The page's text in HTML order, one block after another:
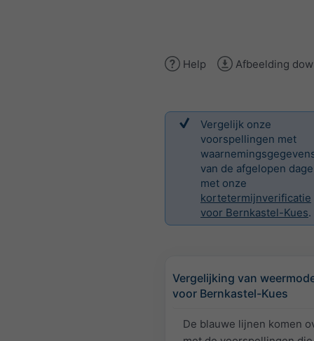
Help Afbeelding
Vergelijk onze
voorspellingen met
van de afgelopen
met onze
kortetermijnverificatie
voor Bernkastel-Kues.
Vergelijking van
voor Bernkastel-Kues
De blauwe lijnen komen